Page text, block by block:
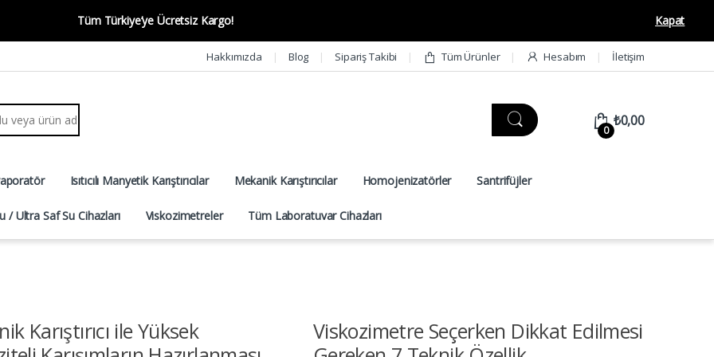
Tüm Türkiye’ye Ücretsiz Kargo!
Kapat
Hakkımızda Blog Sipariş Takibi Tüm Ürünler Hesabım İletişim
0
₺0,00
Isıtıcılı Manyetik Karıştırıcılar Mekanik Karıştırıcılar Homojenizatörler Santrifüjler
/ Ultra Saf Su Cihazları Viskozimetreler Tüm Laboratuvar Cihazları
Karıştırıcı ile Yüksek
Viskozimetre Seçerken Dikkat Edilmesi